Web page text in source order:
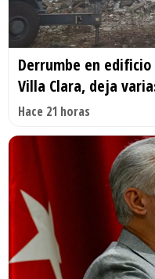
Derrumbe en
Villa Clara, deja
Hace 21 horas